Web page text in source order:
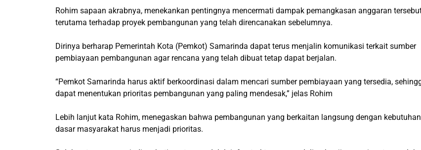
Rohim sapaan akrabnya, menekankan pentingnya mencermati dampak pemangkasan anggaran
terutama terhadap proyek pembangunan yang telah direncanakan sebelumnya.
Dirinya berharap Pemerintah Kota (Pemkot) Samarinda dapat terus menjalin komunikasi terkait sumber
pembiayaan pembangunan agar rencana yang telah dibuat tetap dapat berjalan.
“Pemkot Samarinda harus aktif berkoordinasi dalam mencari sumber pembiayaan yang tersedia,
dapat menentukan prioritas pembangunan yang paling mendesak,” jelas Rohim
Lebih lanjut kata Rohim, menegaskan bahwa pembangunan yang berkaitan langsung dengan kebutuhan
dasar masyarakat harus menjadi prioritas.